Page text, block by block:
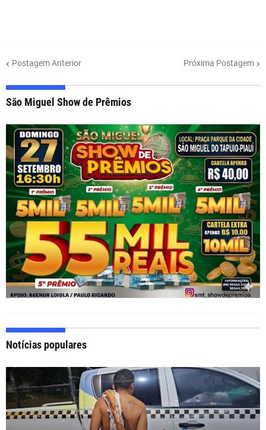
Postagem Anterior Próxima Postagem
São Miguel Show de Prêmios
Notícias populares